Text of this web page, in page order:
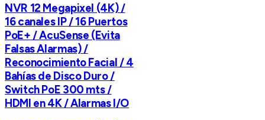
NVR 12 Megapixel (4K) /
16 canales IP / 16 Puertos
PoE+ / AcuSense (Evita
Falsas Alarmas) /
Reconocimiento Facial / 4
Bahías de Disco Duro /
Switch PoE 300 mts /
HDMI en 4K / Alarmas I/O